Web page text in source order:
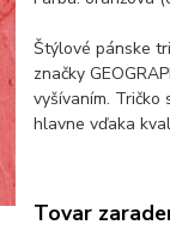
Štýlové pánske
značky
vyšívaním. Tričko
hlavne vďaka
Tovar